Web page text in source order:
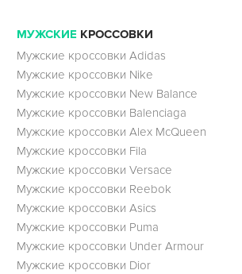
МУЖСКИЕ КРОССОВКИ
Мужские кроссовки Adidas
Мужские кроссовки Nike
Мужские кроссовки New Balance
Мужские кроссовки Balenciaga
Мужские кроссовки Alex McQueen
Мужские кроссовки Fila
Мужские кроссовки Versace
Мужские кроссовки Reebok
Мужские кроссовки Asics
Мужские кроссовки Puma
Мужские кроссовки Under Armour
Мужские кроссовки Dior